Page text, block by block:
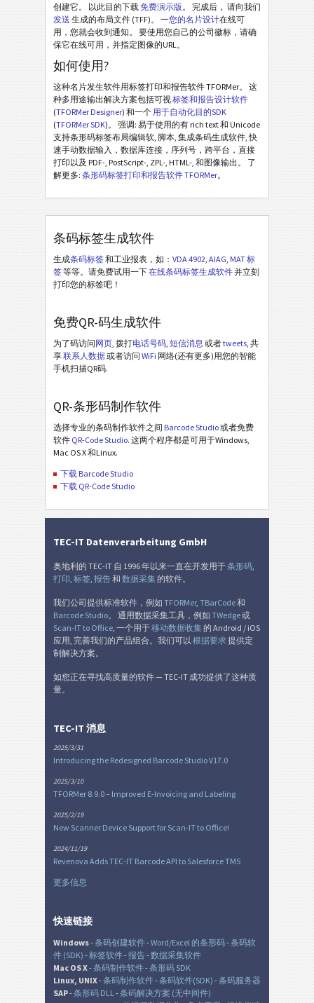
创建它。 以此目的下载免费演示版。 完成后， 请向我们
发送 生成的布局文件 (TFF)。 一您的名片设计在线可
用，您就会收到通知。 要使用您自己的公司徽标，请确
保它在线可用，并指定图像的URL。
如何使用?
这种名片发生软件用标签打印和报告软件 TFORMer。 这
种多用途输出解决方案包括可视标签和报告设计软件
(TFORMer Designer) 和一个 用于自动化目的SDK
(TFORMer SDK)。 强调: 易于使用的有 rich text 和 Unicode
支持条形码标签布局编辑软, 脚本, 集成条码生成软件, 快
速手动数据输入，数据库连接，序列号，跨平台，直接
打印以及 PDF-, PostScript-, ZPL-, HTML-, 和图像输出。 了
解更多: 条形码标签打印和报告软件 TFORMer。
条码标签生成软件
生成条码标签和工业报表，如： VDA 4902, AIAG, MAT 标
签等等。请免费试用一下在线条码标签生成软件并立刻
打印您的标签吧！
免费QR-码生成软件
为了码访问网页, 拨打电话号码, 短信消息 或者tweets, 共
享联系人数据或者访问 WiFi 网络(还有更多)用您的智能
手机扫描QR码.
QR-条形码制作软件
选择专业的条码制作软件之间 Barcode Studio或者免费
软件 QR-Code Studio. 这两个程序都是可用于Windows,
Mac OS X 和Linux.
下载 Barcode Studio
下载 QR-Code Studio
TEC-IT Datenverarbeitung GmbH
奥地利的 TEC-IT 自 1996 年以来一直在开发用于条形码,
打印, 标签, 报告和 数据采集的软件。
我们公司提供标准软件，例如 TFORMer, TBarCode和
Barcode Studio。 通用数据采集工具，例如 TWedge或
Scan-IT to Office, 一个用于移动数据收集的 Android / iOS
应用, 完善我们的产品组合。我们可以 根据要求 提供定
制解决方案。
如您正在寻找高质量的软件 — TEC-IT 成功提供了这种质
量。
TEC-IT 消息
2025/3/31
Introducing the Redesigned Barcode Studio V17.0
2025/3/10
TFORMer 8.9.0 – Improved E-Invoicing and Labeling
2025/2/19
New Scanner Device Support for Scan-IT to Office!
2024/11/19
Revenova Adds TEC-IT Barcode API to Salesforce TMS
更多信息
快速链接
Windows-条码创建软件-Word/Excel 的条形码-条码软
件 (SDK) -标签软件-报告-数据采集软件
Mac OS X-条码制作软件-条形码 SDK
Linux, UNIX-条码制作软件-条码软件(SDK) -条码服务器
SAP-条形码 DLL-条码解决方案 (无中间件)